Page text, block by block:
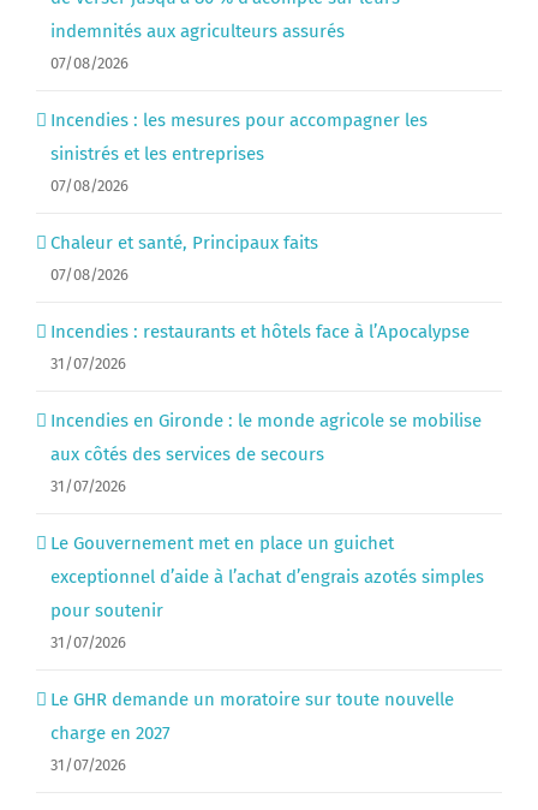
indemnités aux agriculteurs assurés
07/08/2026
Incendies : les mesures pour accompagner les
sinistrés et les entreprises
07/08/2026
Chaleur et santé, Principaux faits
07/08/2026
Incendies : restaurants et hôtels face à l’Apocalypse
31/07/2026
Incendies en Gironde : le monde agricole se mobilise
aux côtés des services de secours
31/07/2026
Le Gouvernement met en place un guichet
exceptionnel d’aide à l’achat d’engrais azotés simples
pour soutenir
31/07/2026
Le GHR demande un moratoire sur toute nouvelle
charge en 2027
31/07/2026